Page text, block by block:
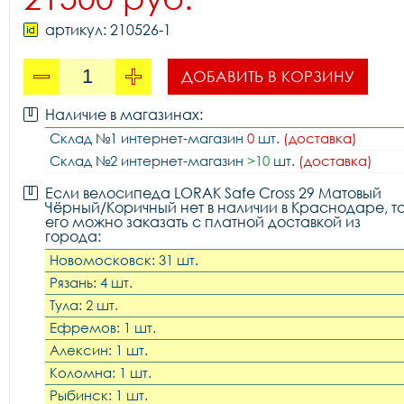
артикул: 210526-1
ДОБАВИТЬ В КОРЗИНУ
Наличие в магазинах:
Склад №1 интернет-магазин 0 шт. (доставка)
Склад №2 интернет-магазин >10 шт. (доставка)
Если велосипеда LORAK Safe Cross 29 Матовый
Чёрный/Коричный нет в наличии в Краснодаре,
его можно заказать с платной доставкой из
города:
Новомосковск: 31 шт.
Рязань: 4 шт.
Тула: 2 шт.
Ефремов: 1 шт.
Алексин: 1 шт.
Коломна: 1 шт.
Рыбинск: 1 шт.